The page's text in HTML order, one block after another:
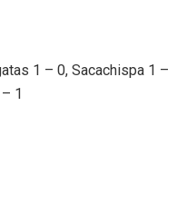
1 – 0, Sacachispa 1 –
1